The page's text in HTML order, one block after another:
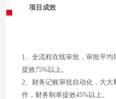
项目成效
1、全流程在线审批，审批平均
提效75%以上。
2、财务记账审批自动化，大
作，财务制单提效45%以上。